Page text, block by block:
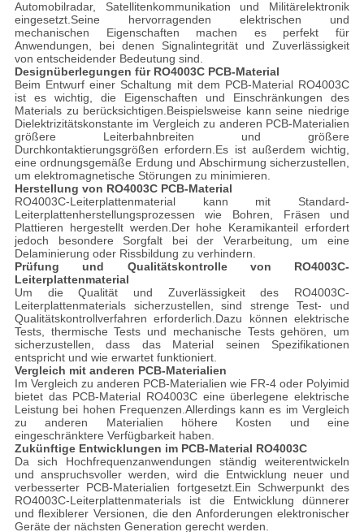
Automobilradar, Satellitenkommunikation und Militärelektronik
eingesetzt.Seine hervorragenden elektrischen und
mechanischen Eigenschaften machen es perfekt für
Anwendungen, bei denen Signalintegrität und Zuverlässigkeit
von entscheidender Bedeutung sind.
Designüberlegungen für RO4003C PCB-Material
Beim Entwurf einer Schaltung mit dem PCB-Material RO4003C
ist es wichtig, die Eigenschaften und Einschränkungen des
Materials zu berücksichtigen.Beispielsweise kann seine niedrige
Dielektrizitätskonstante im Vergleich zu anderen PCB-Materialien
größere Leiterbahnbreiten und größere
Durchkontaktierungsgrößen erfordern.Es ist außerdem wichtig,
eine ordnungsgemäße Erdung und Abschirmung sicherzustellen,
um elektromagnetische Störungen zu minimieren.
Herstellung von RO4003C PCB-Material
RO4003C-Leiterplattenmaterial kann mit Standard-
Leiterplattenherstellungsprozessen wie Bohren, Fräsen und
Plattieren hergestellt werden.Der hohe Keramikanteil erfordert
jedoch besondere Sorgfalt bei der Verarbeitung, um eine
Delaminierung oder Rissbildung zu verhindern.
Prüfung und Qualitätskontrolle von RO4003C-
Leiterplattenmaterial
Um die Qualität und Zuverlässigkeit des RO4003C-
Leiterplattenmaterials sicherzustellen, sind strenge Test- und
Qualitätskontrollverfahren erforderlich.Dazu können elektrische
Tests, thermische Tests und mechanische Tests gehören, um
sicherzustellen, dass das Material seinen Spezifikationen
entspricht und wie erwartet funktioniert.
Vergleich mit anderen PCB-Materialien
Im Vergleich zu anderen PCB-Materialien wie FR-4 oder Polyimid
bietet das PCB-Material RO4003C eine überlegene elektrische
Leistung bei hohen Frequenzen.Allerdings kann es im Vergleich
zu anderen Materialien höhere Kosten und eine
eingeschränktere Verfügbarkeit haben.
Zukünftige Entwicklungen im PCB-Material RO4003C
Da sich Hochfrequenzanwendungen ständig weiterentwickeln
und anspruchsvoller werden, wird die Entwicklung neuer und
verbesserter PCB-Materialien fortgesetzt.Ein Schwerpunkt des
RO4003C-Leiterplattenmaterials ist die Entwicklung dünnerer
und flexiblerer Versionen, die den Anforderungen elektronischer
Geräte der nächsten Generation gerecht werden.